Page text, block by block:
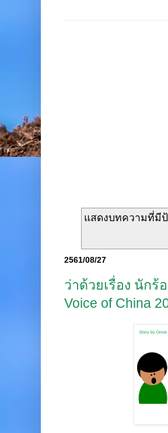
แสดงบทความที่มี
2561/08/27
ว่าด้วยเรื่อง นักร้
Voice of China